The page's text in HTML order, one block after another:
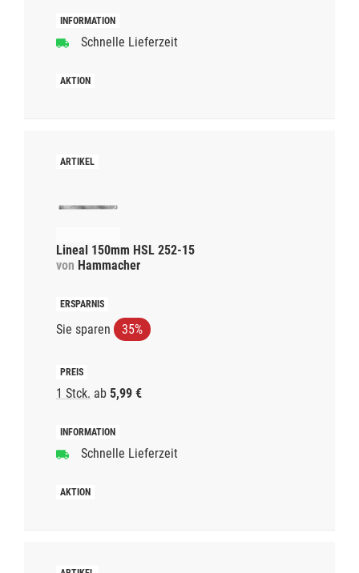
Schnelle Lieferzeit
Lineal 150mm HSL 252-15
von Hammacher
Sie sparen 35%
1 Stck. ab 5,99 €
Schnelle Lieferzeit